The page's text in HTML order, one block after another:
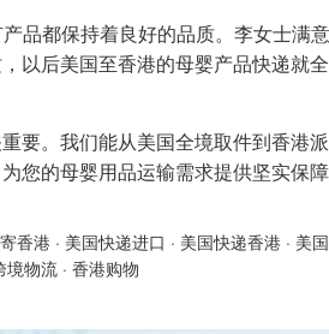
品都保持着良好的品质。李女士满
以后美国至香港的母婴产品快递就
要。我们能从美国全境取件到香港
您的母婴用品运输需求提供坚实保障
香港 · 美国快递进口 · 美国快递香港 · 美
境物流 · 香港购物